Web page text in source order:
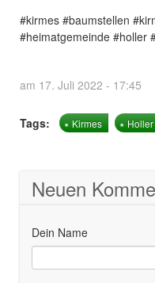
#kirmes #baumstellen
#heimatgemeinde #holler
am 17. Juli 2022 - 17:45
Tags: Kirmes Holler
Neuen
Dein Name